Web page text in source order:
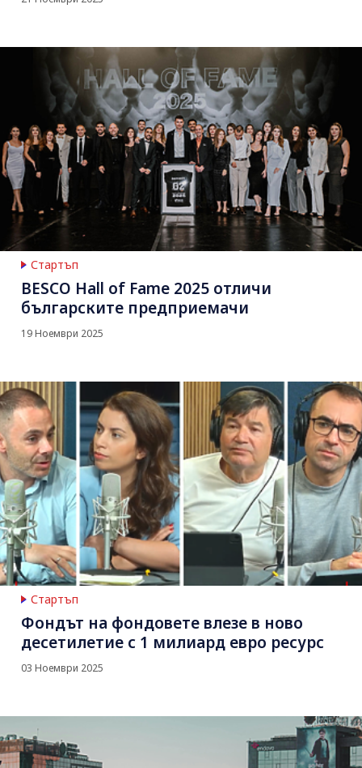
Стартъп
BESCO Hall of Fame 2025 отличи
българските предприемачи
19 Ноември 2025
Стартъп
Фондът на фондовете влезе в ново
десетилетие с 1 милиард евро ресурс
03 Ноември 2025